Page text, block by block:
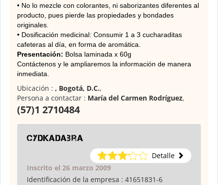
• No lo mezcle con colorantes, ni saborizantes diferentes al
producto, pues pierde las propiedades y bondades
originales.
• Dosificación medicinal: Consumir 1 a 3 cucharaditas
cafeteras al día, en forma de aromática.
Presentación: Bolsa laminada x 60g
Contáctenos y le ampliaremos la información de manera
inmediata.
Ubicación : , Bogotá, D.C.,
Persona a contactar : María del Carmen Rodríguez,
(57)1 2710484
cydkadabra
Detalle
Inscrito el 26 marzo 2009
Identificación de la empresa : 41651831-6